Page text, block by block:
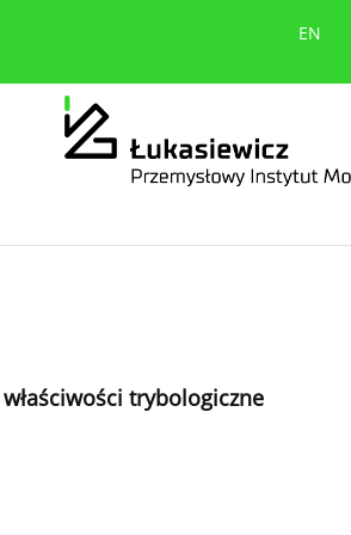
EN
trybologiczne